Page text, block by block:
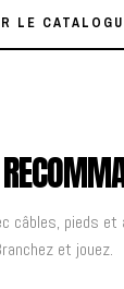
LE
câbles, pieds
et jouez.